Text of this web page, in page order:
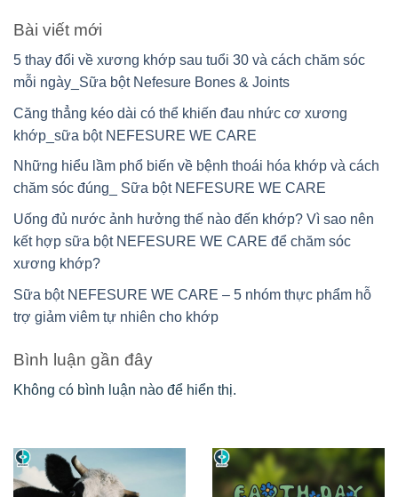
Bài viết mới
5 thay đổi về xương khớp sau tuổi 30 và cách chăm sóc
mỗi ngày_Sữa bột Nefesure Bones & Joints
Căng thẳng kéo dài có thể khiến đau nhức cơ xương
khớp_sữa bột NEFESURE WE CARE
Những hiểu lầm phổ biến về bệnh thoái hóa khớp và cách
chăm sóc đúng_ Sữa bột NEFESURE WE CARE
Uống đủ nước ảnh hưởng thế nào đến khớp? Vì sao nên
kết hợp sữa bột NEFESURE WE CARE để chăm sóc
xương khớp?
Sữa bột NEFESURE WE CARE – 5 nhóm thực phẩm hỗ
trợ giảm viêm tự nhiên cho khớp
Bình luận gần đây
Không có bình luận nào để hiển thị.